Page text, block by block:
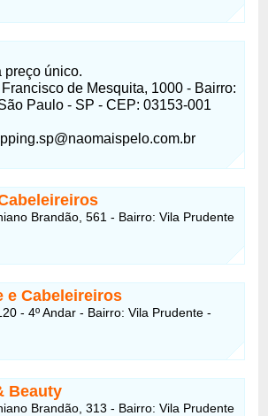
preço único.
de Mesquita, 1000 - Bairro:
Paulo - SP - CEP: 03153-001
Brandão, 561 - Bairro: Vila Prudente
e Cabeleireiros
- 4º Andar - Bairro: Vila Prudente -
Beauty
Brandão, 313 - Bairro: Vila Prudente